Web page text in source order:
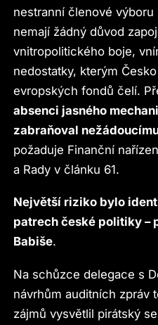
nestranní členové
nemají žádný důvod
vnitropolitického boje,
nedostatky, kterým
evropských fondů čelí.
absenci jasného
zabraňoval
požaduje Finanční
a Rady v článku 61.
Největší riziko bylo
patrech české politiky –
Babiše.
Na schůzce delegace s
návrhům auditních zpráv
zájmů vysvětlil pirátský